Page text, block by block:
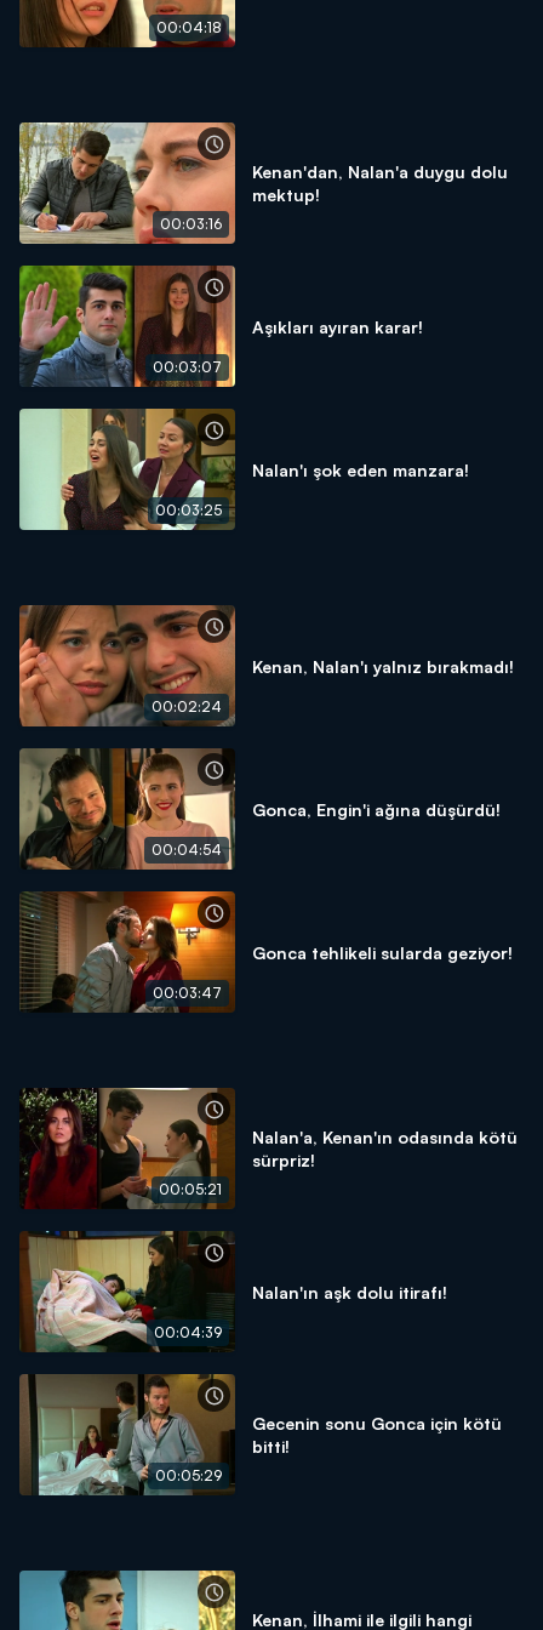
00:04:18
00:03:16
Kenan'dan, Nalan'a duygu dolu
mektup!
00:03:07
Aşıkları ayıran karar!
00:03:25
Nalan'ı şok eden manzara!
00:02:24
Kenan, Nalan'ı yalnız bırakmadı!
00:04:54
Gonca, Engin'i ağına düşürdü!
00:03:47
Gonca tehlikeli sularda geziyor!
00:05:21
Nalan'a, Kenan'ın odasında kötü
sürpriz!
00:04:39
Nalan'ın aşk dolu itirafı!
00:05:29
Gecenin sonu Gonca için kötü
bitti!
Kenan, İlhami ile ilgili hangi